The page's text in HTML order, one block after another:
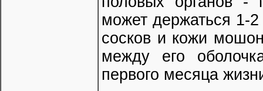
может держаться 1-
сосков и кожи
между его
первого месяца